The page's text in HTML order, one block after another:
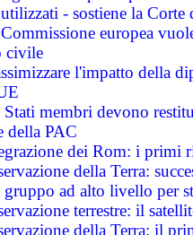
- sostiene la Corte
europea
civile
l'impatto della
Stati membri devono
della PAC
dei Rom: i primi
della Terra:
gruppo ad alto livello per
terrestre: il
della Terra: il